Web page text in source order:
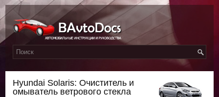
Hyundai Solaris: Очиститель и
омыватель ветрового стекла